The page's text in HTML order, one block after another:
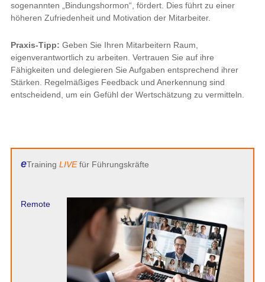
sogenannten „Bindungshormon“, fördert. Dies führt zu einer
höheren Zufriedenheit und Motivation der Mitarbeiter.
Praxis-Tipp: Geben Sie Ihren Mitarbeitern Raum,
eigenverantwortlich zu arbeiten. Vertrauen Sie auf ihre
Fähigkeiten und delegieren Sie Aufgaben entsprechend ihrer
Stärken. Regelmäßiges Feedback und Anerkennung sind
entscheidend, um ein Gefühl der Wertschätzung zu vermitteln.
eTraining LIVEfür Führungskräfte
Remote